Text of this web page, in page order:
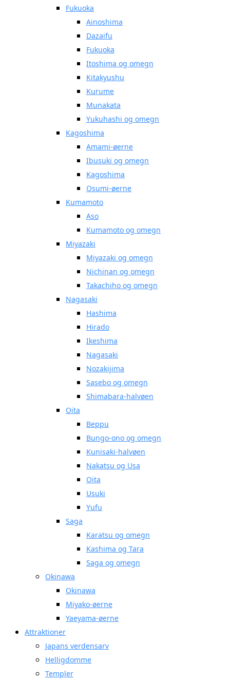
Fukuoka
Ainoshima
Dazaifu
Fukuoka
Itoshima og omegn
Kitakyushu
Kurume
Munakata
Yukuhashi og omegn
Kagoshima
Amami-øerne
Ibusuki og omegn
Kagoshima
Osumi-øerne
Kumamoto
Aso
Kumamoto og omegn
Miyazaki
Miyazaki og omegn
Nichinan og omegn
Takachiho og omegn
Nagasaki
Hashima
Hirado
Ikeshima
Nagasaki
Nozakijima
Sasebo og omegn
Shimabara-halvøen
Oita
Beppu
Bungo-ono og omegn
Kunisaki-halvøen
Nakatsu og Usa
Oita
Usuki
Yufu
Saga
Karatsu og omegn
Kashima og Tara
Saga og omegn
Okinawa
Okinawa
Miyako-øerne
Yaeyama-øerne
Attraktioner
Japans verdensarv
Helligdomme
Templer